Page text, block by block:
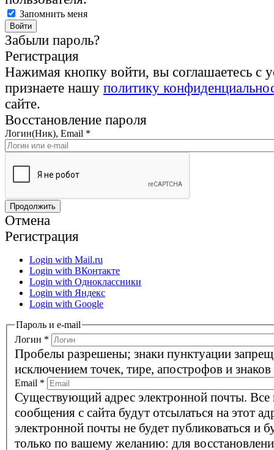
Запомнить меня
Забыли пароль?
Регистрация
Нажимая кнопку войти, вы соглашаетесь с
признаете нашу политику
сайте.
Восстановление пароля
Логин(Ник), Email *
Отмена
Регистрация
Login with Mail.ru
Login with ВКонтакте
Login with Одноклассники
Login with Яндекс
Login with Google
Пароль и e-mail
Логин *
Пробелы разрешены; знаки пунктуации
исключением точек, тире, апострофов и
Email *
Существующий адрес электронной почты. Все
сообщения с сайта будут отсылаться на этот
электронной почты не будет публиковаться и
только по вашему желанию: для